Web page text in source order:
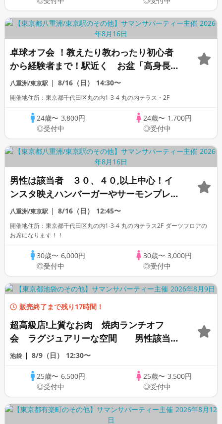
卓球オフ会 ！教えたり教わったり初心者
から経験者まで！駅近く お盆「高身長」
「家庭的」「一部上場企業」「大手企業」
「公務員」「オタク」「1名参加歓迎」
八重洲/東京駅 8/16（日） 14:30〜
開催地住所：東京都千代田区丸の内1-3-4 丸の内テラス・2F
24歳〜 3,800円
◎受付中
24歳〜 1,700円
◎受付中
男性は該当者 ３０、４０,以上中心！イ
ンスタ映えハンバーガーやサーモンプレー
ト人気ランチオフ会 駅近 「高身長」「一
部上場企業」「大手企業」「公務員」「1
名参加歓迎」「看護師」「OL」歓迎
八重洲/東京駅 8/16（日） 12:45〜
開催地住所：東京都千代田区丸の内1-3-4 丸の内テラス2F ダーツフロアの
お席になります！！
30歳〜 6,000円
◎受付中
30歳〜 3,000円
◎受付中
販売終了まで残り17時間！
超高級店!上質なお肉 焼肉ランチオフ
会 ラグジュアリーな空間 男性該当者
「高身長」「一部上場企業」「大手企業」
名参加歓迎」「看護師」「OL」歓迎
池袋 8/9（日） 12:30〜
25歳〜 6,500円
◎受付中
25歳〜 3,500円
◎受付中